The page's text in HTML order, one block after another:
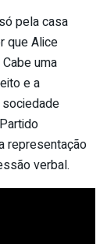
pela casa
que Alice
uma
e a
representação
verbal.